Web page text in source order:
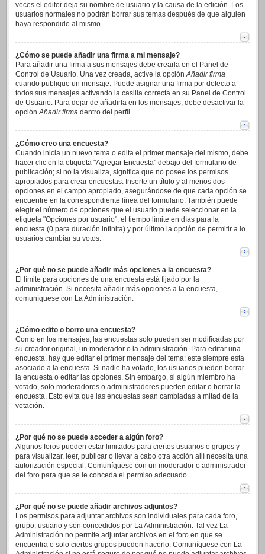
veces el editor deja su nombre de usuario y la causa de la edición. Los
usuarios normales no podrán borrar sus temas después de que alguien
haya respondido al mismo.
¿Cómo se puede añadir una firma a mi mensaje?
Para añadir una firma a sus mensajes debe crearla en el Panel de
Control de Usuario. Una vez creada, active la opciónAñadir firma
cuando publique un mensaje. Puede asignar una firma por defecto a
todos sus mensajes activando la casilla correcta en su Panel de Control
de Usuario. Para dejar de añadirla en los mensajes, debe desactivar la
opciónAñadir firma dentro del perfil.
¿Cómo creo una encuesta?
Cuando inicia un nuevo tema o edita el primer mensaje del mismo, debe
hacer clic en la etiqueta "Agregar Encuesta" debajo del formulario de
publicación; si no la visualiza, significa que no posee los permisos
apropiados para crear encuestas. Inserte un título y al menos dos
opciones en el campo apropiado, asegurándose de que cada opción se
encuentre en la correspondiente línea del formulario. También puede
elegir el número de opciones que el usuario puede seleccionar en la
etiqueta "Opciones por usuario", el tiempo límite en días para la
encuesta (0 para duración infinita) y por último la opción de permitir a lo
usuarios cambiar su votos.
¿Por qué no se puede añadir más opciones a la encuesta?
El límite para opciones de una encuesta está fijado por la
administración. Si necesita añadir más opciones a la encuesta,
comuníquese con La Administración.
¿Cómo edito o borro una encuesta?
Como en los mensajes, las encuestas solo pueden ser modificadas por
su creador original, un moderador o la administración. Para editar una
encuesta, hay que editar el primer mensaje del tema; este siempre esta
asociado a la encuesta. Si nadie ha votado, los usuarios pueden borrar
la encuesta o editar las opciones. Sin embargo, si algún miembro ha
votado, solo moderadores o administradores pueden editar o borrar la
encuesta. Esto evita que las encuestas sean cambiadas a mitad de la
votación.
¿Por qué no se puede acceder a algún foro?
Algunos foros pueden estar limitados para ciertos usuarios o grupos y
para visualizar, leer, publicar o llevar a cabo otra acción allí necesita una
autorización especial. Comuníquese con un moderador o administrador
del foro para que se le conceda el permiso adecuado.
¿Por qué no se puede añadir archivos adjuntos?
Los permisos para adjuntar archivos son individuales para cada foro,
grupo, usuario y son concedidos por La Administración. Tal vez La
Administración no permite adjuntar archivos en el foro en que se
encuentra o solo ciertos grupos pueden hacerlo. Comuníquese con La